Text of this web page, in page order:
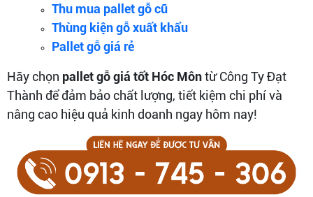
Thu mua pallet gỗ cũ
Thùng kiện gỗ xuất khẩu
Pallet gỗ giá rẻ
Hãy chọn pallet gỗ giá tốt Hóc Môntừ Công Ty Đạt
Thành để đảm bảo chất lượng, tiết kiệm chi phí và
nâng cao hiệu quả kinh doanh ngay hôm nay!